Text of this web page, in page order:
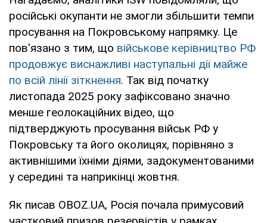
російські окупанти не змогли збільшити темпи
просування на Покровському напрямку. Це
пов'язано з тим, що військове керівництво РФ
продовжує виснажливі наступальні дії майже
по всій лінії зіткнення. Так від початку
листопада 2025 року зафіксовано значно
менше геолокаційних відео, що
підтверджують просування військ РФ у
Покровську та його околицях, порівняно з
активнішими їхніми діями, задокументованими
у середині та наприкінці жовтня.
Як писав OBOZ.UA, Росія почала примусовий